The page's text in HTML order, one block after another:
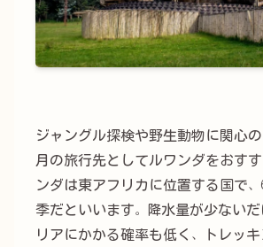
ジャングル探検や野生動物に関心
月の旅行先としてルワンダをおす
ンダは東アフリカに位置する国で
季だといいます。降水量が少ない
リアにかかる確率も低く、トレッ